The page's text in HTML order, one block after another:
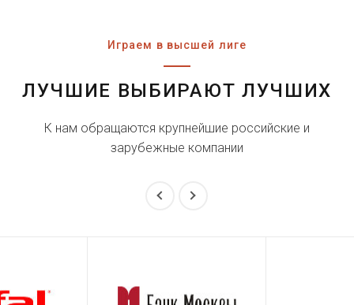
Играем в высшей лиге
ЛУЧШИЕ ВЫБИРАЮТ ЛУЧШИХ
К нам обращаются крупнейшие российские и
зарубежные компании